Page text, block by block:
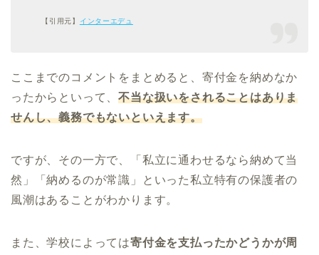
【引用元】 インターエデュ
ここまでのコメントをまとめると、寄付金を納めなか
ったからといって、不当な扱いをされることはありま
せんし、義務でもないといえます。
ですが、その一方で、「私立に通わせるなら納めて当
然」「納めるのが常識」といった私立特有の保護者の
風潮はあることがわかります。
また、学校によっては寄付金を支払ったかどうかが周